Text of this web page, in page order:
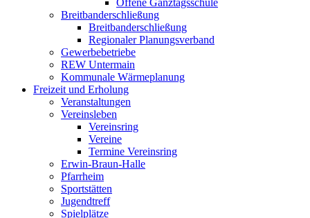
Offene Ganztagsschule
Breitbanderschließung
Breitbanderschließung
Regionaler Planungsverband
Gewerbebetriebe
REW Untermain
Kommunale Wärmeplanung
Freizeit und Erholung
Veranstaltungen
Vereinsleben
Vereinsring
Vereine
Termine Vereinsring
Erwin-Braun-Halle
Pfarrheim
Sportstätten
Jugendtreff
Spielplätze